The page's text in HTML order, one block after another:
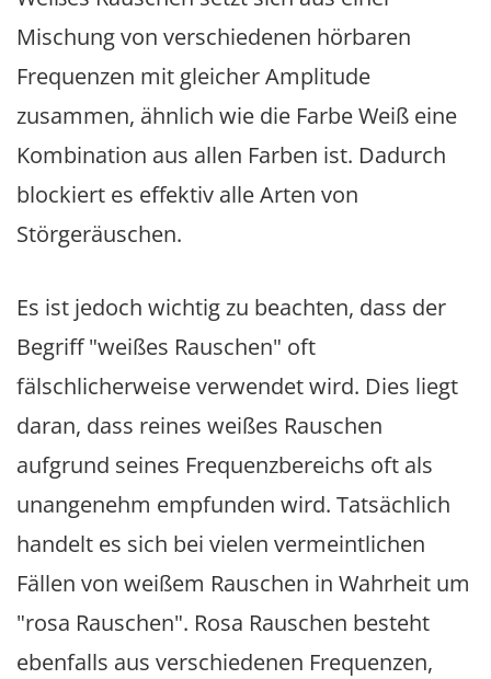
Mischung von verschiedenen hörbaren
Frequenzen mit gleicher Amplitude
zusammen, ähnlich wie die Farbe Weiß eine
Kombination aus allen Farben ist. Dadurch
blockiert es effektiv alle Arten von
Störgeräuschen.
Es ist jedoch wichtig zu beachten, dass der
Begriff "weißes Rauschen" oft
fälschlicherweise verwendet wird. Dies liegt
daran, dass reines weißes Rauschen
aufgrund seines Frequenzbereichs oft als
unangenehm empfunden wird. Tatsächlich
handelt es sich bei vielen vermeintlichen
Fällen von weißem Rauschen in Wahrheit um
"rosa Rauschen". Rosa Rauschen besteht
ebenfalls aus verschiedenen Frequenzen,